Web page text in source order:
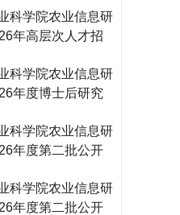
科学院农业信息研
年高层次人才招
科学院农业信息研
年度博士后研究
科学院农业信息研
年度第二批公开
科学院农业信息研
年度第二批公开